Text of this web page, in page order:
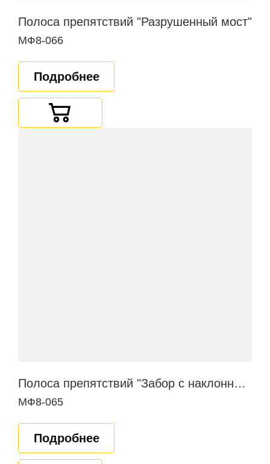
Полоса препятствий "Разрушенный мост"
МФ8-066
Подробнее
Полоса препятствий "Забор с наклонной доской"
МФ8-065
Подробнее